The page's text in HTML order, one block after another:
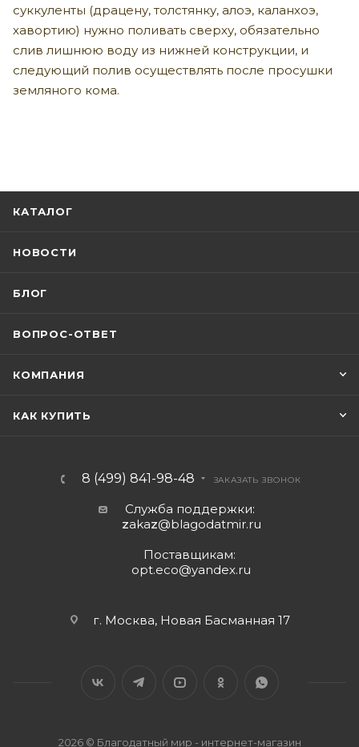
суккуленты (драцену, толстянку, алоэ, каланхоэ,
хавортию) нужно поливать сверху, обязательно
слив лишнюю воду из нижней конструкции, и
следующий полив осуществлять после просушки
земляного кома.
КАТАЛОГ
НОВОСТИ
БЛОГ
ВОПРОС-ОТВЕТ
КОМПАНИЯ
КАК КУПИТЬ
8 (499) 841-98-48 ЗАКАЗАТЬ ЗВОНОК
Служба поддержки:
zakaz@blagodatmir.ru
Поставщикам:
opt.eco@yandex.ru
г. Москва, Новая Басманная 17
2026 © Благодатный мир - интернет-магазин